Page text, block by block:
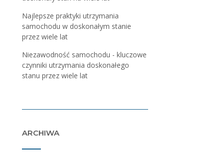
Najlepsze praktyki utrzymania
samochodu w doskonałym stanie
przez wiele lat
Niezawodność samochodu - kluczowe
czynniki utrzymania doskonałego
stanu przez wiele lat
ARCHIWA